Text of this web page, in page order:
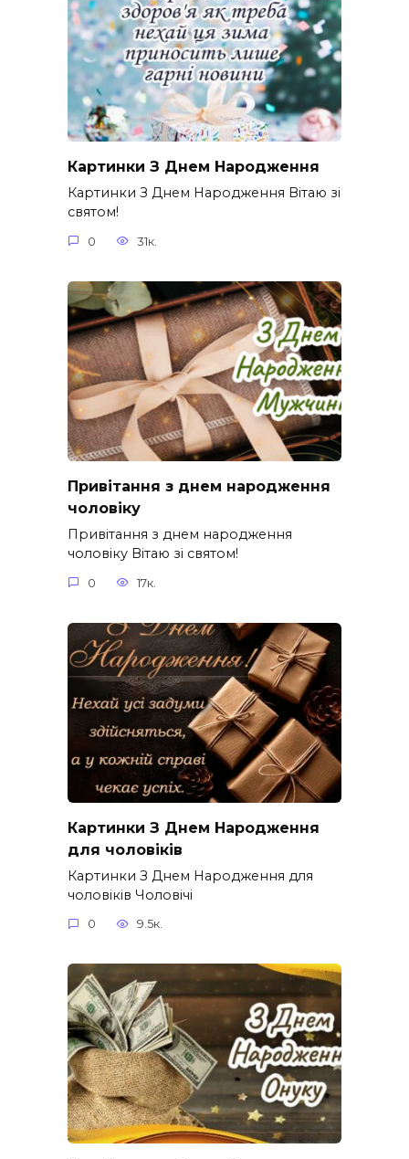
Картинки З Днем Народження
Картинки З Днем Народження Вітаю зі
святом!
0 31к.
Привітання з днем народження
чоловіку
Привітання з днем народження
чоловіку Вітаю зі святом!
0 17к.
Картинки З Днем Народження
для чоловіків​
Картинки З Днем Народження для
чоловіків​ Чоловічі
0 9.5к.